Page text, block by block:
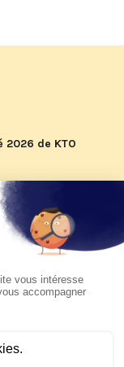
2026 de KTO
pape Léon
sur KTO le
Argentine et